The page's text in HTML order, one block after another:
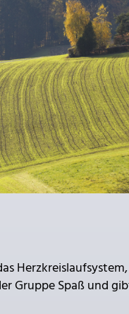
Herzkreislaufsystem,
Gruppe Spaß und